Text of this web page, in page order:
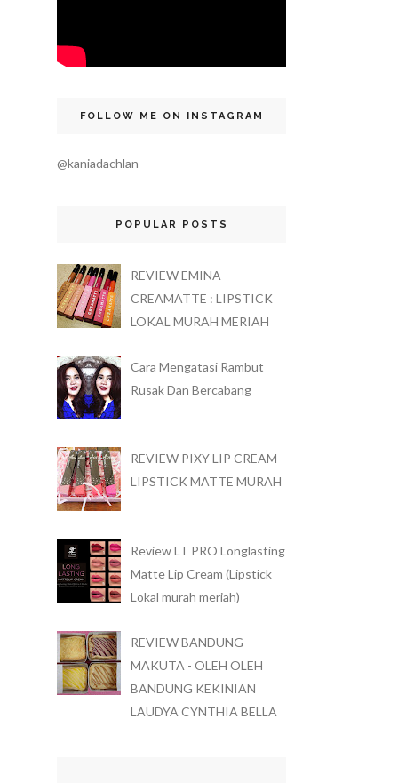
FOLLOW ME ON INSTAGRAM
@kaniadachlan
POPULAR POSTS
REVIEW EMINA
CREAMATTE : LIPSTICK
LOKAL MURAH MERIAH
Cara Mengatasi Rambut
Rusak Dan Bercabang
REVIEW PIXY LIP CREAM -
LIPSTICK MATTE MURAH
Review LT PRO Longlasting
Matte Lip Cream (Lipstick
Lokal murah meriah)
REVIEW BANDUNG
MAKUTA - OLEH OLEH
BANDUNG KEKINIAN
LAUDYA CYNTHIA BELLA